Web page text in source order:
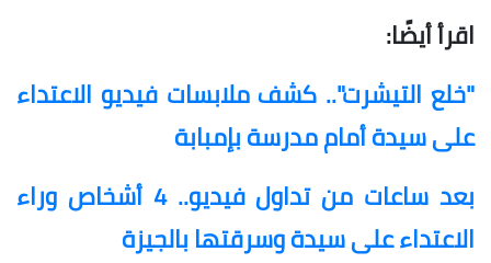
اقرأ أيضًا:
"خلع التيشرت".. كشف ملابسات فيديو الاعتداء
على سيدة أمام مدرسة بإمبابة
بعد ساعات من تداول فيديو.. 4 أشخاص وراء
الاعتداء على سيدة وسرقتها بالجيزة